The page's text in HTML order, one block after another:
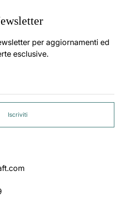
per aggiornamenti ed
esclusive.
Iscriviti